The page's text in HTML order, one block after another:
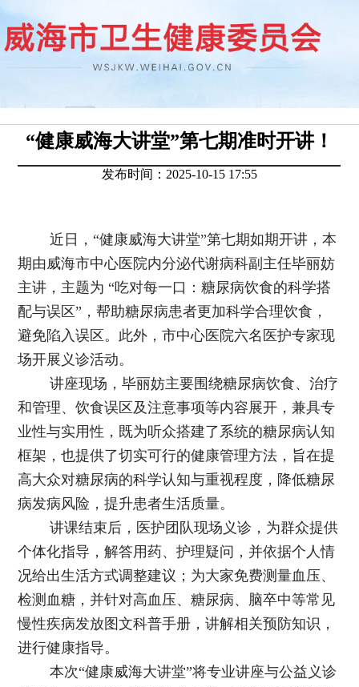
“健康威海大讲堂”第七期准时开讲！
发布时间：2025-10-15 17:55
近日，“健康威海大讲堂”第七期如期开讲，本
期由威海市中心医院内分泌代谢病科副主任毕丽妨
主讲，主题为 “吃对每一口：糖尿病饮食的科学搭
配与误区”，帮助糖尿病患者更加科学合理饮食，
避免陷入误区。此外，市中心医院六名医护专家现
场开展义诊活动。
讲座现场，毕丽妨主要围绕糖尿病饮食、治疗
和管理、饮食误区及注意事项等内容展开，兼具专
业性与实用性，既为听众搭建了系统的糖尿病认知
框架，也提供了切实可行的健康管理方法，旨在提
高大众对糖尿病的科学认知与重视程度，降低糖尿
病发病风险，提升患者生活质量。
讲课结束后，医护团队现场义诊，为群众提供
个体化指导，解答用药、护理疑问，并依据个人情
况给出生活方式调整建议；为大家免费测量血压、
检测血糖，并针对高血压、糖尿病、脑卒中等常见
慢性疾病发放图文科普手册，讲解相关预防知识，
进行健康指导。
本次“健康威海大讲堂”将专业讲座与公益义诊